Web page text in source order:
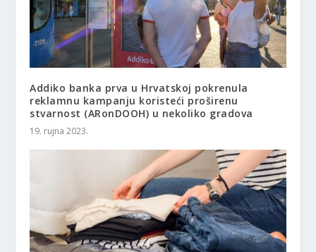
Addiko banka prva u Hrvatskoj pokrenula
reklamnu kampanju koristeći proširenu
stvarnost (ARonDOOH) u nekoliko gradova
19. rujna 2023.